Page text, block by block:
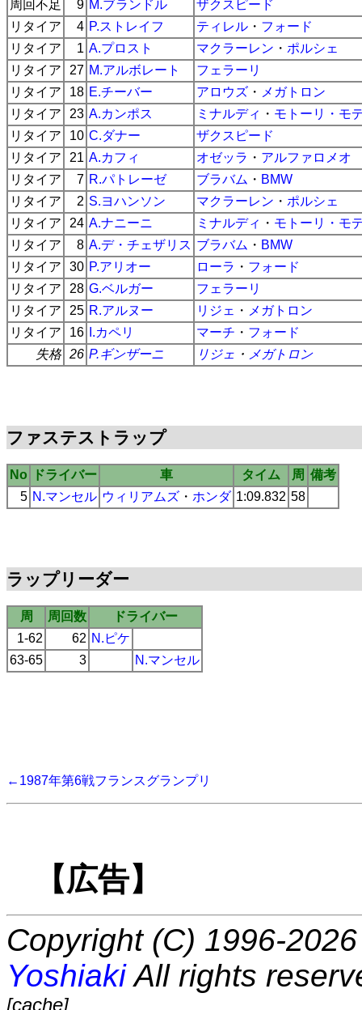
周回不足 9 M.ブランドル
ザクスピード
リタイア
4 P.ストレイフ ティレル ・ フォード
リタイア
1 A.プロスト マクラーレン ・ ポルシェ
リタイア
27 M.アルボレート
フェラーリ
リタイア
18 E.チーバー アロウズ ・ メガトロン
リタイア
23 A.カンポス ミナルディ ・ モトーリ・モ
リタイア
10 C.ダナー
ザクスピード
リタイア
21 A.カフィ オゼッラ ・ アルファロメオ
リタイア
7 R.パトレーゼ ブラバム ・ BMW
リタイア
2 S.ヨハンソン マクラーレン ・ ポルシェ
リタイア
24 A.ナニーニ ミナルディ ・ モトーリ・モ
リタイア
8 A.デ・チェザリス ブラバム ・ BMW
リタイア
30 P.アリオー ローラ ・ フォード
リタイア
28 G.ベルガー
フェラーリ
リタイア
25 R.アルヌー リジェ ・ メガトロン
リタイア
16 I.カペリ マーチ ・ フォード
失格 26 P.ギンザーニ リジェ ・ メガトロン
ファステストラップ
No ドライバー 車 タイム 周 備考
5 N.マンセル ウィリアムズ ・ ホンダ 1:09.832 58
ラップリーダー
周 周回数
ドライバー
1-62
62 N.ピケ
63-65
3 N.マンセル
←1987年第6戦フランスグランプリ
【広告】
Copyright (C) 1996-
YoshiakiAll rights
[cache]